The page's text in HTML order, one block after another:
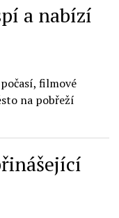
a nabízí
filmové
na pobřeží